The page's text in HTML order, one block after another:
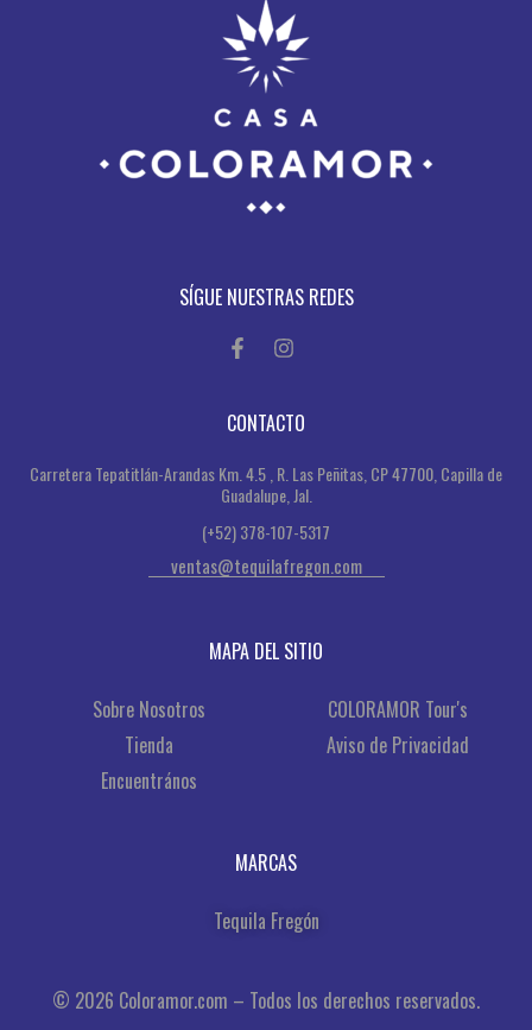
MAPA DEL SITIO
Sobre Nosotros
Tienda
Encuentrános
COLORAMOR Tour's
Aviso de Privacidad
MARCAS
Tequila Fregón
SÍGUE NUESTRAS REDES
CONTACTO
Carretera Tepatitlán-Arandas Km. 4.5 , R. Las Peñitas, CP 47700, Capilla de
Guadalupe, Jal.
(+52) 378-107-5317
ventas@tequilafregon.com
© 2026 Coloramor.com – Todos los derechos reservados.